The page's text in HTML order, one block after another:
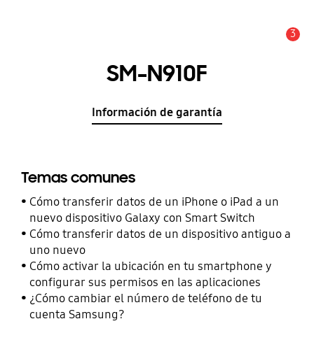
3
SM-N910F
Información de garantía
Temas comunes
Cómo transferir datos de un iPhone o iPad a un
nuevo dispositivo Galaxy con Smart Switch
Cómo transferir datos de un dispositivo antiguo a
uno nuevo
Cómo activar la ubicación en tu smartphone y
configurar sus permisos en las aplicaciones
¿Cómo cambiar el número de teléfono de tu
cuenta Samsung?